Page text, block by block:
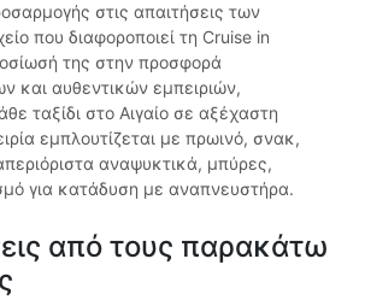
στις απαιτήσεις των
που διαφοροποιεί τη Cruise in
της στην προσφορά
και αυθεντικών εμπειριών,
ταξίδι στο Αιγαίο σε αξέχαστη
εμπλουτίζεται με πρωινό, σνακ,
αναψυκτικά, μπύρες,
για κατάδυση με αναπνευστήρα.
από τους παρακάτω